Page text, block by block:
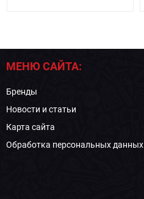
МЕНЮ САЙТА:
Бренды
Новости и статьи
Карта сайта
Обработка персональных данных